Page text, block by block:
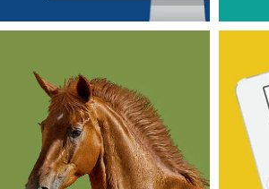
MOBILES LOGICIELS MÉTIERS
VES